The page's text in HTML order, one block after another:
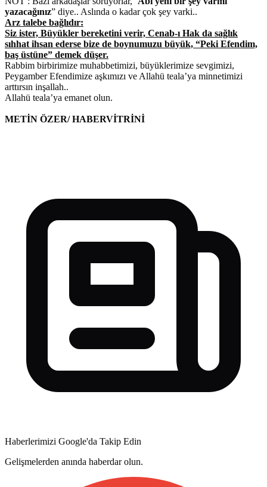
yazacağınız” diye.. Aslında o kadar çok şey varki..
Arz talebe bağlıdır:
Siz ister, Büyükler bereketini verir, Cenab-ı Hak da sağlık
sıhhat ihsan ederse bize de boynumuzu büyük, “Peki Efendim,
baş üstüne” demek düşer.
Rabbim birbirimize muhabbetimizi, büyüklerimize sevgimizi,
Peygamber Efendimize aşkımızı ve Allahü teala’ya minnetimizi
arttırsın inşallah..
Allahü teala’ya emanet olun.
METİN ÖZER/ HABERVİTRİNİ
Haberlerimizi Google'da Takip Edin
Gelişmelerden anında haberdar olun.